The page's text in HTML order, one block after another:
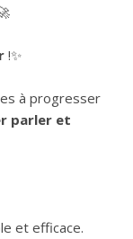
!✨
à progresser
parler et
et efficace.